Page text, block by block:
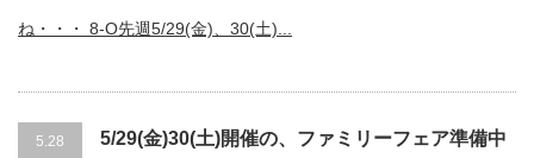
ね・・・ 8-O先週5/29(金)、30(土)...
5.28
5/29(金)30(土)開催の、ファミリーフェア準備中